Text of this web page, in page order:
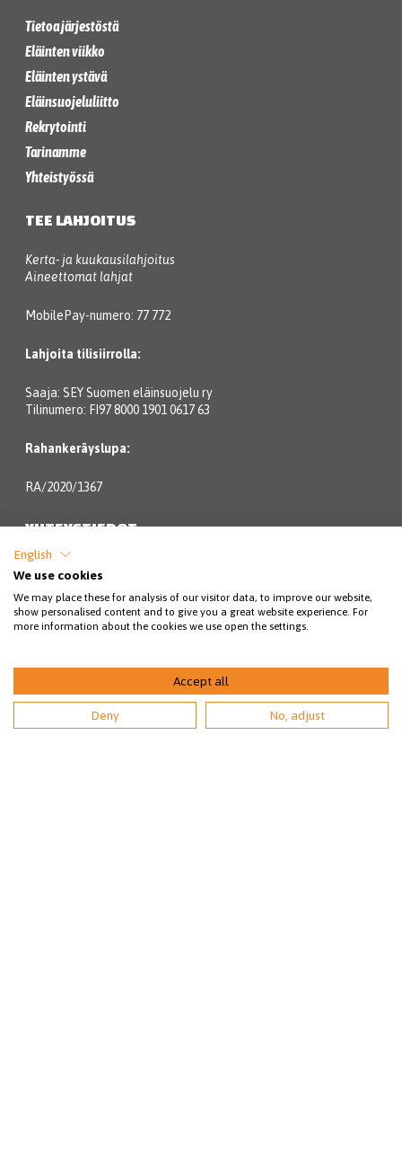
Tietoa järjestöstä
Eläinten viikko
Eläinten ystävä
Eläinsuojeluliitto
Rekrytointi
Tarinamme
Yhteistyössä
TEE LAHJOITUS
Kerta- ja kuukausilahjoitus
Aineettomat lahjat
MobilePay-numero: 77 772
Lahjoita tilisiirrolla:
Saaja: SEY Suomen eläinsuojelu ry
Tilinumero: FI97 8000 1901 0617 63
Rahankeräyslupa:
RA/2020/1367
YHTEYSTIEDOT
Lintulahdenkatu 10
00500 Helsinki
Eläinsuojeluneuvonta:
arkisin klo 9-18
English
We use cookies
We may place these for analysis of our visitor data, to improve our website,
show personalised content and to give you a great website experience. For
more information about the cookies we use open the settings.
Accept all
Deny No, adjust